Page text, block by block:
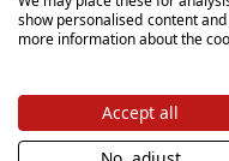
Certificat igienic
PDF
show personalised content
more information about the
Accept all